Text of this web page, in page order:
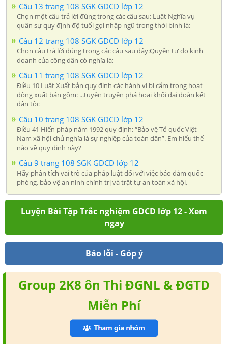
Câu 13 trang 108 SGK GDCD lớp 12
Chọn một câu trả lời đúng trong các câu sau: Luật Nghĩa vụ
quân sự quy định độ tuổi gọi nhập ngũ trong thời bình là:
Câu 12 trang 108 SGK GDCD lớp 12
Chọn câu trả lời đúng trong các câu sau đây:Quyền tự do kinh
doanh của công dân có nghĩa là:
Câu 11 trang 108 SGK GDCD lớp 12
Điều 10 Luật Xuất bản quy định các hành vi bị cấm trong hoạt
động xuất bản gồm: ...tuyên truyền phá hoại khối đại đoàn kết
dân tộc
Câu 10 trang 108 SGK GDCD lớp 12
Điều 41 Hiến pháp năm 1992 quy định: “Bảo vệ Tổ quốc Việt
Nam xã hội chủ nghĩa là sự nghiệp của toàn dân”. Em hiểu thế
nào về quy định này?
Câu 9 trang 108 SGK GDCD lớp 12
Hãy phân tích vai trò của pháp luật đối với việc bảo đảm quốc
phòng, bảo vệ an ninh chính trị và trật tự an toàn xã hội.
Luyện Bài Tập Trắc nghiệm GDCD lớp 12 - Xem
ngay
Báo lỗi - Góp ý
Group 2K8 ôn Thi ĐGNL & ĐGTD
Miễn Phí